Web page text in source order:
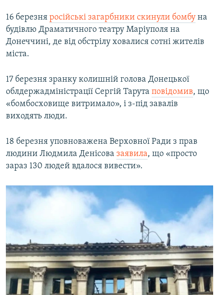
16 березня російські загарбники скинули бомбу на
будівлю Драматичного театру Маріуполя на
Донеччині, де від обстрілу ховалися сотні жителів
міста.
17 березня зранку колишній голова Донецької
облдержадміністрації Сергій Тарута повідомив, що
«бомбосховище витримало», і з-під завалів
виходять люди.
18 березня уповноважена Верховної Ради з прав
людини Людмила Денісова заявила, що «просто
зараз 130 людей вдалося вивести».